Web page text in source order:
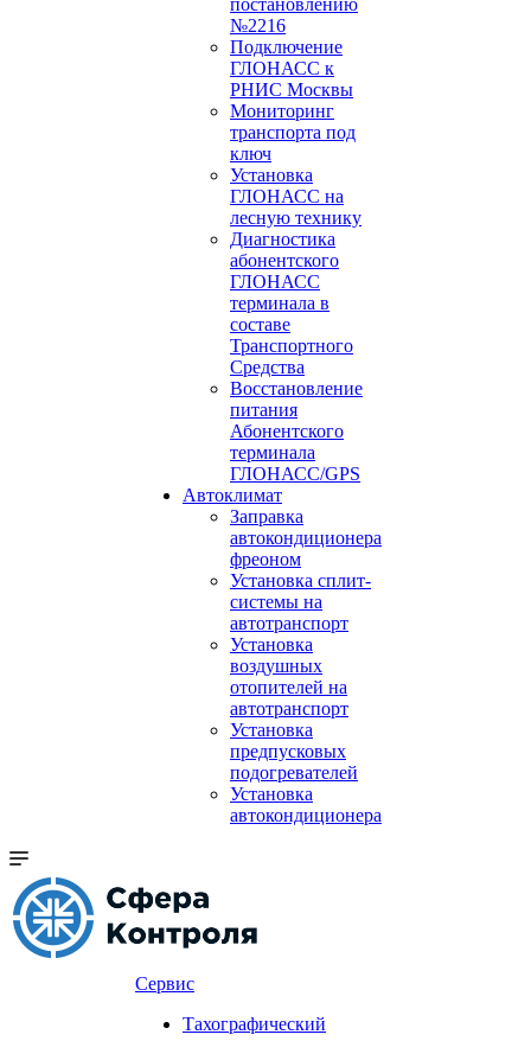
постановлению
№2216
Подключение
ГЛОНАСС к
РНИС Москвы
Мониторинг
транспорта под
ключ
Установка
ГЛОНАСС на
лесную технику
Диагностика
абонентского
ГЛОНАСС
терминала в
составе
Транспортного
Средства
Восстановление
питания
Абонентского
терминала
ГЛОНАСС/GPS
Автоклимат
Заправка
автокондиционера
фреоном
Установка сплит-
системы на
автотранспорт
Установка
воздушных
отопителей на
автотранспорт
Установка
предпусковых
подогревателей
Установка
автокондиционера
Сервис
Тахографический